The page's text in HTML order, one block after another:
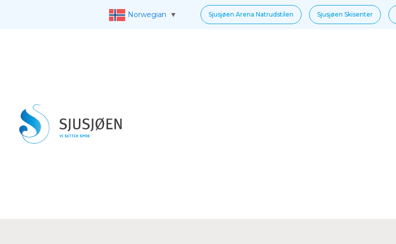
Norwegian ▼ Sjusjøen Arena Natrudstilen Sjusjøen Skisenter